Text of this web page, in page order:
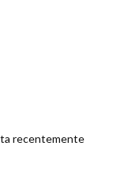
recentemente